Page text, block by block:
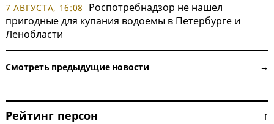
7 АВГУСТА, 16:08
Роспотребнадзор не нашел
пригодные для купания водоемы в Петербурге и
Ленобласти
Смотреть предыдущие новости →
Рейтинг персон ↑